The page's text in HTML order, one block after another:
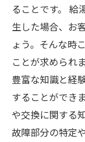
ることです。 給
生した場合、お
ょう。そんな時
ことが求められ
豊富な知識と経
することができ
や交換に関する
故障部分の特定